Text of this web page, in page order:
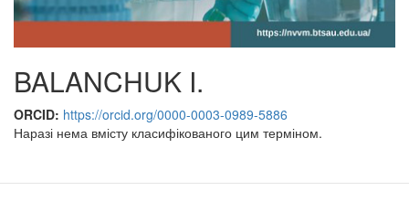
BALANCHUK I.
ORCID: https://orcid.org/0000-0003-0989-5886
Наразі нема вмісту класифікованого цим терміном.